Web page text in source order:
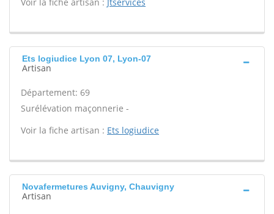
Ets logiudice Lyon 07, Lyon-07
Artisan
Département: 69
Surélévation maçonnerie -
Voir la fiche artisan : Ets logiudice
Novafermetures Auvigny, Chauvigny
Artisan